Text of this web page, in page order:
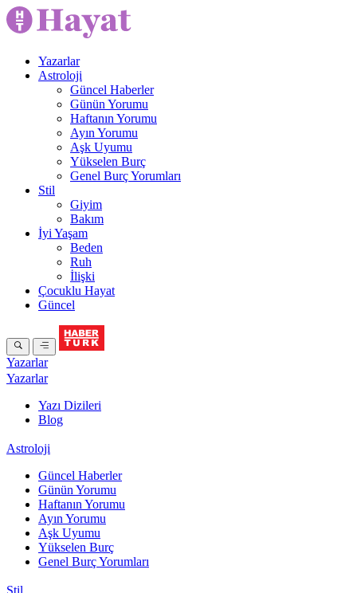
Yazarlar
Astroloji
Güncel Haberler
Günün Yorumu
Haftanın Yorumu
Ayın Yorumu
Aşk Uyumu
Yükselen Burç
Genel Burç Yorumları
Stil
Giyim
Bakım
İyi Yaşam
Beden
Ruh
İlişki
Çocuklu Hayat
Güncel
Yazarlar
Yazarlar
Yazı Dizileri
Blog
Astroloji
Güncel Haberler
Günün Yorumu
Haftanın Yorumu
Ayın Yorumu
Aşk Uyumu
Yükselen Burç
Genel Burç Yorumları
Stil